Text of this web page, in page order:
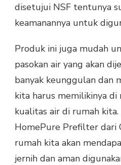
disetujui NSF tentunya
keamanannya untuk
Produk ini juga mudah
pasokan air yang akan
banyak keunggulan dan
kita harus memilikinya
kualitas air di rumah
HomePure Prefilter dari
rumah kita akan
jernih dan aman